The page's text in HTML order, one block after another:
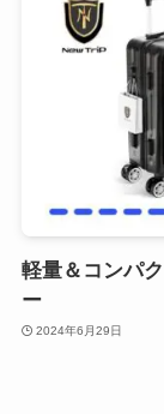
軽量＆コンパ
ー
2024年6月29日